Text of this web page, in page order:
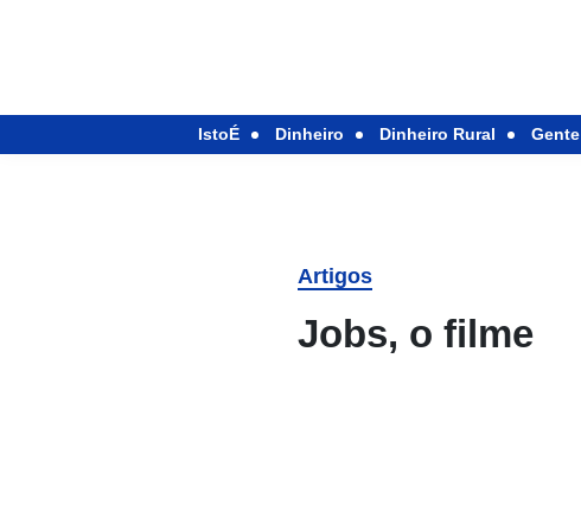
IstoÉ Dinheiro Dinheiro Rural Gente
Artigos
Jobs, o filme